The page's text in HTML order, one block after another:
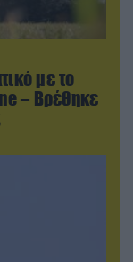
με το
– Βρέθηκε